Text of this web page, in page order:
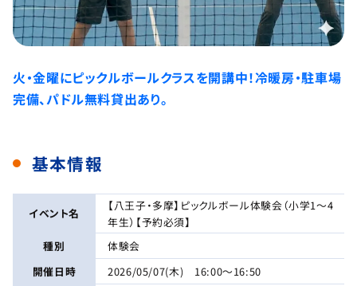
火・金曜にピックルボールクラスを開講中！冷暖房・駐車場
完備、パドル無料貸出あり。
基本情報
イベント名
【八王子・多摩】ピックルボール体験会（小学1～4
年生）【予約必須】
種別
体験会
開催日時
2026/05/07(木) 16:00～16:50